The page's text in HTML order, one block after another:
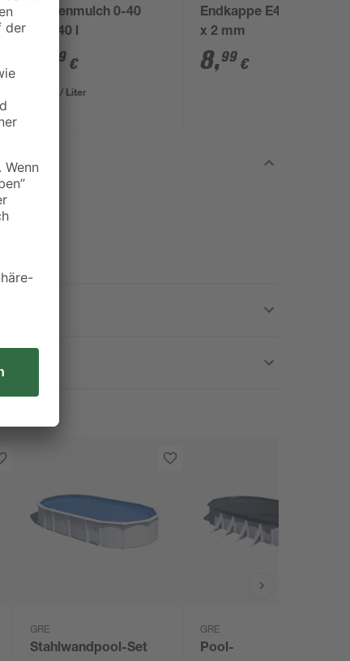
Rindenmulch 0-40
mm 40 l
99 €
0,10 € / Liter
Endkappe E48 Ø 42,4
x 2 mm
8,99 €
GRE
Stahlwandpool-Set
GRE
Pool-